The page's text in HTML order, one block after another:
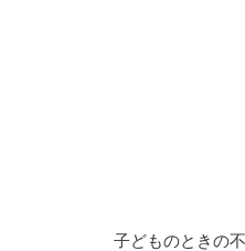
子どものときの不